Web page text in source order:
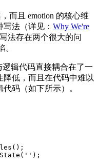
而且 emotion 的核心维
法（详见： Why We're
法存在两个很大的问
。
逻辑代码直接耦合在了一
低，而且在代码中难以
码（如下所示）。
( ) ;
( '' ) ;